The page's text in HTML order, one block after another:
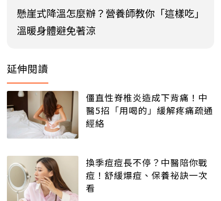
懸崖式降溫怎麼辦？營養師教你「這樣吃」
溫暖身體避免著涼
延伸閱讀
僵直性脊椎炎造成下背痛！中
醫5招「用喝的」緩解疼痛疏通
經絡
換季痘痘長不停？中醫陪你戰
痘！舒緩爆痘、保養祕訣一次
看